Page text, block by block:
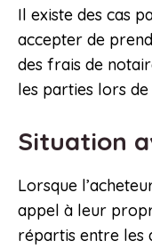
Il existe des cas
accepter de
des frais de
les parties lors de
Situation
Lorsque
appel à leur
répartis entre les